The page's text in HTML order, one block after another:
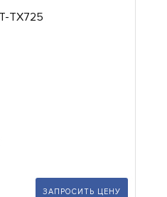
ЗАПРОСИТЬ ЦЕНУ